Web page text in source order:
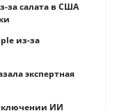
за салата в США
из-за
экспертная
ИИ